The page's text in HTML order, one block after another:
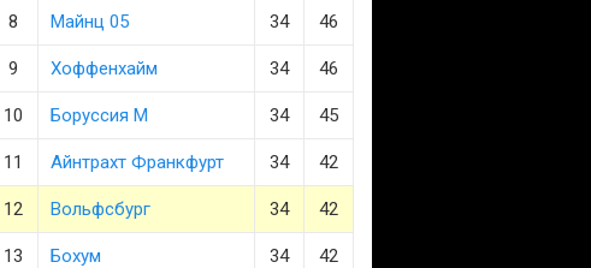
8 Майнц 05 34 46
9 Хоффенхайм 34 46
10 Боруссия М 34 45
11 Айнтрахт Франкфурт 34 42
12 Вольфсбург 34 42
13 Бохум 34 42